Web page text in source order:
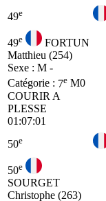
49e
49e
FORTUN
Matthieu (254)
Sexe : M -
Catégorie : 7e M0
COURIR A
PLESSE
01:07:01
50e
50e
SOURGET
Christophe (263)